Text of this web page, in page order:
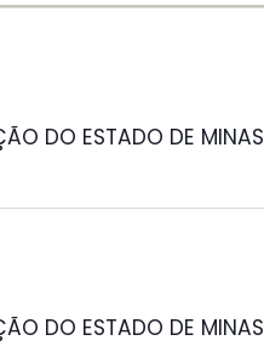
DO ESTADO DE MINAS
DO ESTADO DE MINAS